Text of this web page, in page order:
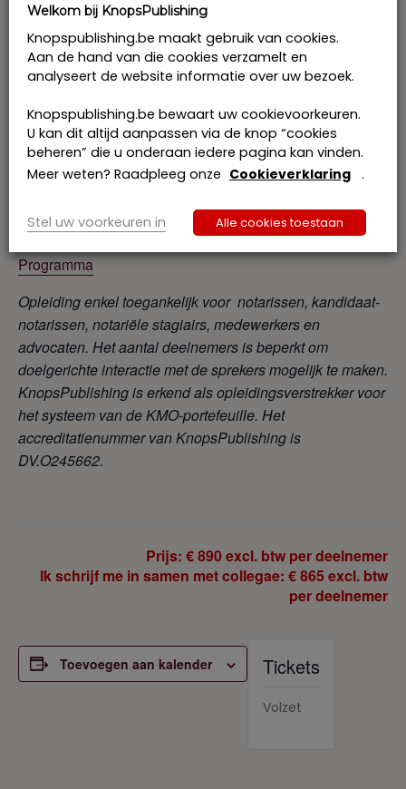
een bankrekening?
Beheersrekening m.i.v. de woonstvergoeding:
Wanneer is de woonstvergoeding verschuldigd en (hoe)
dient deze te worden verrekend?
Becijferde rechten, kavelvorming en opleg:
Wanneer is er sprake van heling? Wat indien een
echtgenoot voor de inleiding van de
echtscheidingsvordering gelden afhaalt van de rekening?
Wat is de verhouding tussen de preferentiële toewijzing
en het recht op terugname na inbreng?
Programma
Opleiding enkel toegankelijk voor notarissen, kandidaat-
notarissen, notariële stagiairs, medewerkers en
advocaten. Het aantal deelnemers is beperkt om
doelgerichte interactie met de sprekers mogelijk te maken.
KnopsPublishing is erkend als opleidingsverstrekker voor
het systeem van de KMO-portefeuille. Het
accreditatienummer van KnopsPublishing is
DV.O245662.
Prijs: € 890 excl. btw per deelnemer
Ik schrijf me in samen met collegae: € 865 excl. btw
per deelnemer
Toevoegen aan kalender Tickets
Volzet
Welkom bij KnopsPublishing
Knopspublishing.be maakt gebruik van cookies.
Aan de hand van die cookies verzamelt en
analyseert de website informatie over uw bezoek.
Knopspublishing.be bewaart uw cookievoorkeuren.
U kan dit altijd aanpassen via de knop “cookies
beheren” die u onderaan iedere pagina kan vinden.
Meer weten? Raadpleeg onze Cookieverklaring .
Stel uw voorkeuren in Alle cookies toestaan